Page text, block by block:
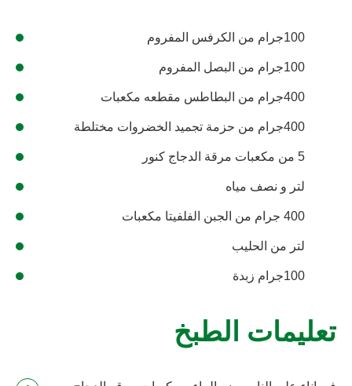
100جرام من الكرفس المفروم
100جرام من البصل المفروم
400جرام من البطاطس مقطعه مكعبات
400جرام من حزمة تجميد الخضروات مختلطة
5 من مكعبات مرقة الدجاج كنور
لتر و نصف مياه
400 جرام من الجبن الفلفيتا مكعبات
لتر من الحليب
100جرام زبدة
تعليمات الطبخ